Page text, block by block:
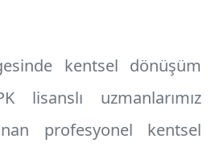
kentsel dönüşüm
lisanslı uzmanlarımız
profesyonel kentsel